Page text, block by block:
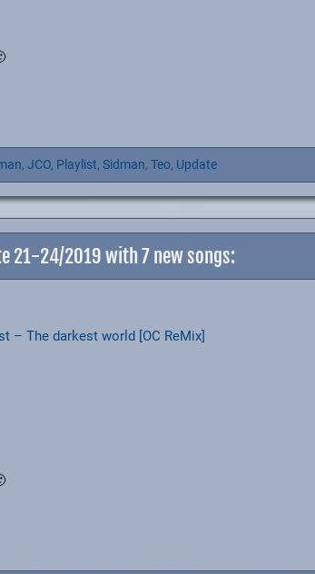
, JCO, Playlist, Sidman, Teo, Update
21-24/2019 with 7 new songs:
– The darkest world [OC ReMix]